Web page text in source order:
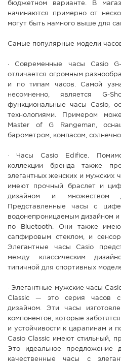
бюджетном варианте. В
начинаются примерно от
могут быть намного выше для
Самые популярные модели
· Современные часы Casio
отличается огромным
и по типам часов. Самой
несомненно, является G-
функциональные часы Casio,
технологиями. Примером
Master of G Rangeman,
барометром, компасом,
· Часы Casio Edifice.
коллекции бренда также
элегантных женских и мужских
имеют прочный браслет и
дизайном и множеством
Представленные часы с
водонепроницаемым дизайном
по Bluetooth. Они также
сапфировым стеклом, и
Элегантные часы Casio
между классическим
типичной для спортивных
· Элегантные мужские часы
Classic — это серия часов с
дизайном. Эти часы
компонентов, которые
и устойчивости к царапинам и
Casio Classic имеют стильный,
Это идеальное предложение
качественные часы с